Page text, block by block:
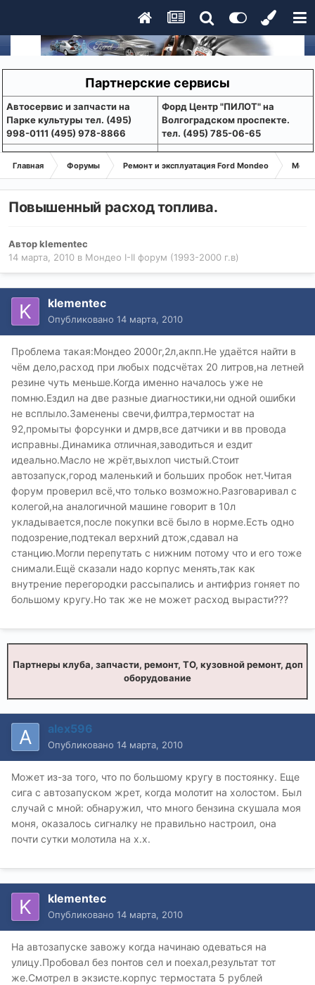
Партнерские сервисы
Aвтосервис и запчасти на
Парке культуры тел. (495)
998-0111 (495) 978-8866
Форд Центр "ПИЛОТ" на
Волгоградском проспекте.
тел. (495) 785-06-65
Главная Форумы Ремонт и эксплуатация Ford Mondeo
Повышенный расход топлива.
Авторklementec
14 марта, 2010 в Мондео I-II форум (1993-2000 г.в)
klementec
Опубликовано 14 марта, 2010
Проблема такая:Мондео 2000г,2л,акпп.Не удаётся найти в
чём дело,расход при любых подсчётах 20 литров,на летней
резине чуть меньше.Когда именно началось уже не
помню.Ездил на две разные диагностики,ни одной ошибки
не всплыло.Заменены свечи,филтра,термостат на
92,промыты форсунки и дмрв,все датчики и вв провода
исправны.Динамика отличная,заводиться и ездит
идеально.Масло не жрёт,выхлоп чистый.Стоит
автозапуск,город маленький и больших пробок нет.Читая
форум проверил всё,что только возможно.Разговаривал с
колегой,на аналогичной машине говорит в 10л
укладывается,после покупки всё было в норме.Есть одно
подозрение,подтекал верхний дтож,сдавал на
станцию.Могли перепутать с нижним потому что и его тоже
снимали.Ещё сказали надо корпус менять,так как
внутрение перегородки рассыпались и антифриз гоняет по
большому кругу.Но так же не может расход вырасти???
Партнеры клуба, запчасти, ремонт, ТО, кузовной ремонт, доп
оборудование
alex596
Опубликовано 14 марта, 2010
Может из-за того, что по большому кругу в постоянку. Еще
сига с автозапуском жрет, когда молотит на холостом. Был
случай с мной: обнаружил, что много бензина скушала моя
моня, оказалось сигналку не правильно настроил, она
почти сутки молотила на х.х.
klementec
Опубликовано 14 марта, 2010
На автозапуске завожу когда начинаю одеваться на
улицу.Пробовал без понтов сел и поехал,результат тот
же.Смотрел в экзисте.корпус термостата 5 рублей